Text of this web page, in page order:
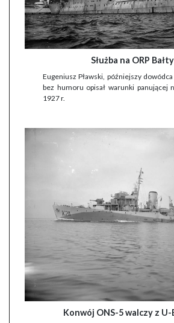
Służba na ORP
Eugeniusz Pławski, późniejszy
bez humoru opisał warunki panującej
1927 r.
Konwój ONS-5 walczy z